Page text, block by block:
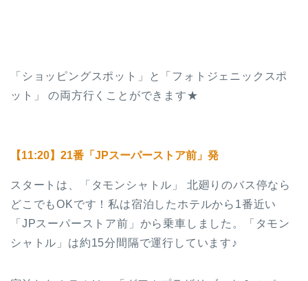
「ショッピングスポット」と「フォトジェニックスポ
ット」 の両方行くことができます★
【11:20】21番「JPスーパーストア前」発
スタートは、「タモンシャトル」 北廻りのバス停なら
どこでもOKです！私は宿泊したホテルから1番近い
「JPスーパーストア前」から乗車しました。「タモン
シャトル」は約15分間隔で運行しています♪